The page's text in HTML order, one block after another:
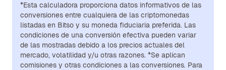
*Esta calculadora proporciona datos informativos de las
conversiones entre cualquiera de las criptomonedas
listadas en Bitso y su moneda fiduciaria preferida. Las
condiciones de una conversión efectiva pueden variar
de las mostradas debido a los precios actuales del
mercado, volatilidad y/u otras razones. *Se aplican
comisiones y otras condiciones a las conversiones. Para